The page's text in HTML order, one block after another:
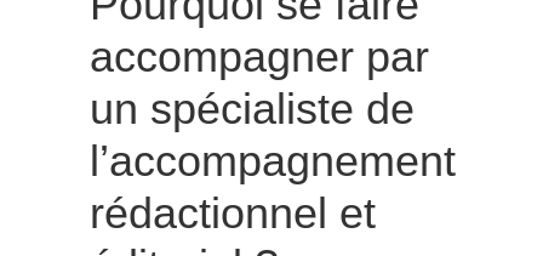
accompagner par
un spécialiste de
l’accompagnement
rédactionnel et